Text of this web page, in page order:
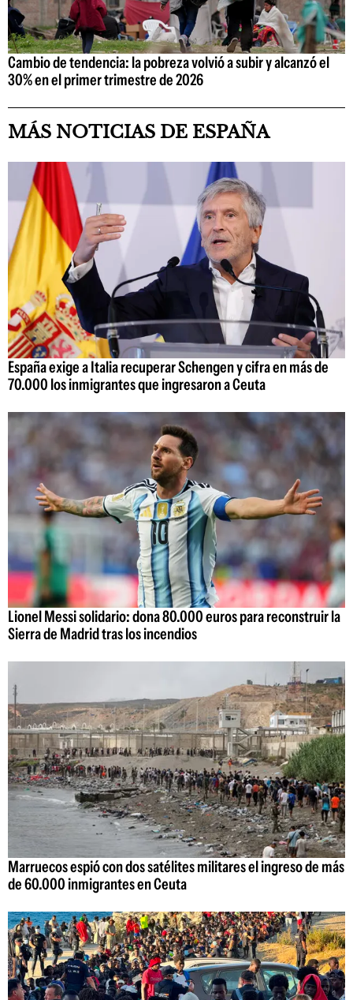
Cambio de tendencia: la pobreza volvió a subir y alcanzó el
30% en el primer trimestre de 2026
MÁS NOTICIAS DE ESPAÑA
España exige a Italia recuperar Schengen y cifra en más de
70.000 los inmigrantes que ingresaron a Ceuta
Lionel Messi solidario: dona 80.000 euros para reconstruir la
Sierra de Madrid tras los incendios
Marruecos espió con dos satélites militares el ingreso de más
de 60.000 inmigrantes en Ceuta